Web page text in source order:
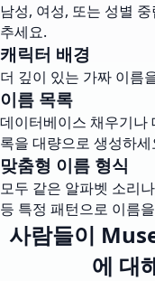
남성, 여성, 또는 성별
추세요.
캐릭터 배경
더 깊이 있는 가짜 이름
이름 목록
데이터베이스 채우기나
록을 대량으로 생성하세
맞춤형 이름 형식
모두 같은 알파벳 소리
등 특정 패턴으로 이름
사람들이
에 대